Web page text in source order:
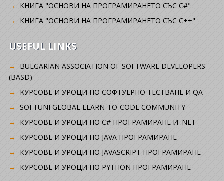
КНИГА "ОСНОВИ НА ПРОГРАМИРАНЕТО СЪС C#"
КНИГА "ОСНОВИ НА ПРОГРАМИРАНЕТО СЪС C++"
USEFUL LINKS
BULGARIAN ASSOCIATION OF SOFTWARE DEVELOPERS
(BASD)
KУРСОВЕ И УРОЦИ ПО СОФТУЕРНО ТЕСТВАНЕ И QA
SOFTUNI GLOBAL LEARN-TO-CODE COMMUNITY
КУРСОВЕ И УРОЦИ ПО C# ПРОГРАМИРАНЕ И .NET
КУРСОВЕ И УРОЦИ ПО JAVA ПРОГРАМИРАНЕ
КУРСОВЕ И УРОЦИ ПО JAVASCRIPT ПРОГРАМИРАНЕ
КУРСОВЕ И УРОЦИ ПО PYTHON ПРОГРАМИРАНЕ